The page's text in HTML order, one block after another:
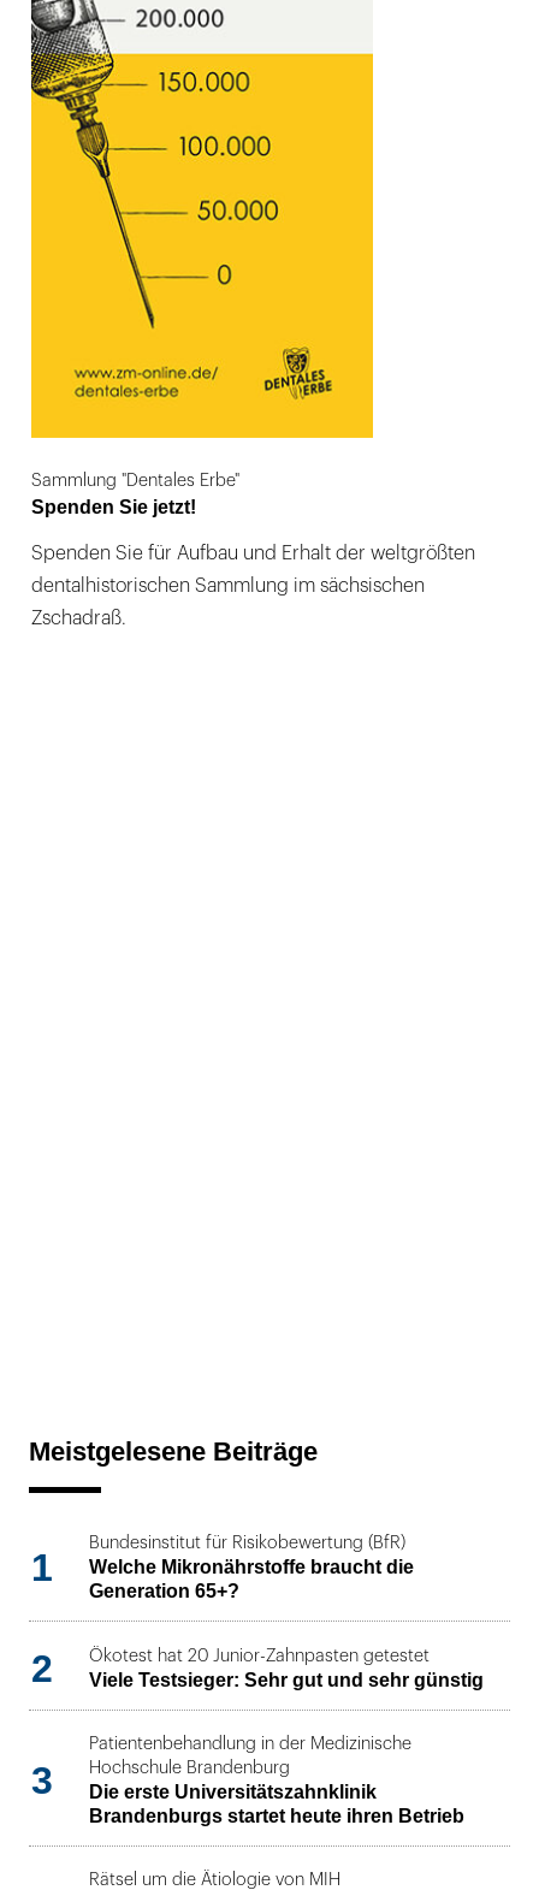
Sammlung "Dentales Erbe"
Spenden Sie jetzt!
Spenden Sie für Aufbau und Erhalt der weltgrößten
dentalhistorischen Sammlung im sächsischen
Zschadraß.
Meistgelesene Beiträge
1
Bundesinstitut für Risikobewertung (BfR)
Welche Mikronährstoffe braucht die
Generation 65+?
2 Ökotest hat 20 Junior-Zahnpasten getestet
Viele Testsieger: Sehr gut und sehr günstig
3
Patientenbehandlung in der Medizinische
Hochschule Brandenburg
Die erste Universitätszahnklinik
Brandenburgs startet heute ihren Betrieb
Rätsel um die Ätiologie von MIH